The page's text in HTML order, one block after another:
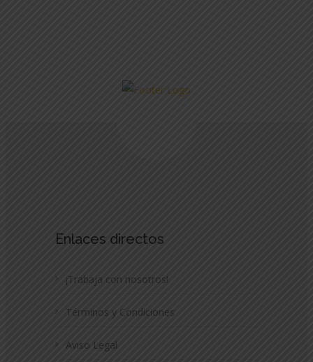
Enlaces directos
¡Trabaja con nosotros!
Términos y Condiciones
Aviso Legal